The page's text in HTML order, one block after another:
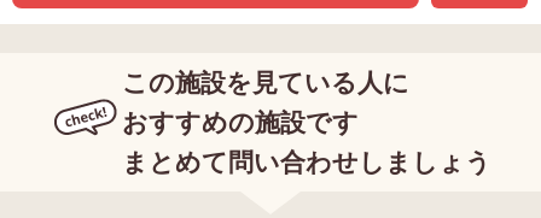
この施設を見ている人に
おすすめの施設です
まとめて問い合わせしましょう